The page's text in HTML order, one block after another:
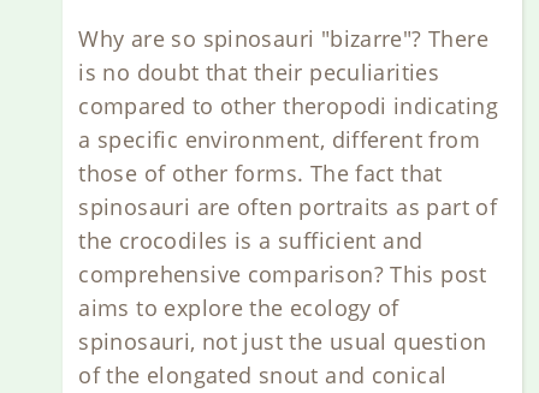
Why are so spinosauri "bizarre"? There
is no doubt that their peculiarities
compared to other theropodi indicating
a specific environment, different from
those of other forms. The fact that
spinosauri are often portraits as part of
the crocodiles is a sufficient and
comprehensive comparison? This post
aims to explore the ecology of
spinosauri, not just the usual question
of the elongated snout and conical